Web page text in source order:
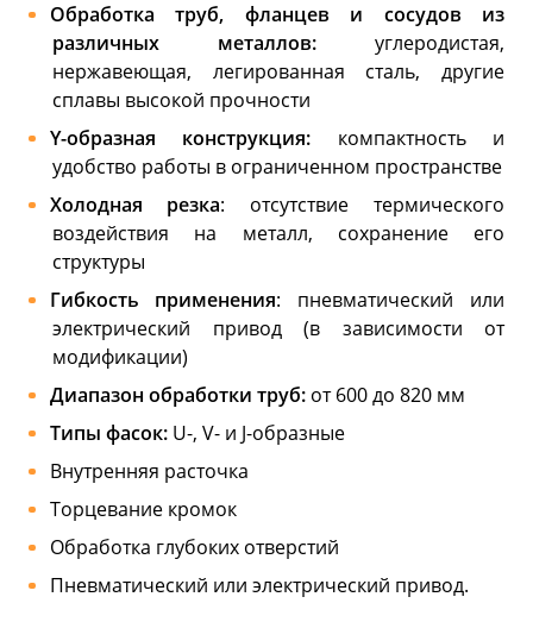
Обработка труб, фланцев и сосудов из
различных металлов: углеродистая,
нержавеющая, легированная сталь, другие
сплавы высокой прочности
Y-образная конструкция: компактность и
удобство работы в ограниченном пространстве
Холодная резка: отсутствие термического
воздействия на металл, сохранение его
структуры
Гибкость применения: пневматический или
электрический привод (в зависимости от
модификации)
Диапазон обработки труб:от 600 до 820 мм
Типы фасок:U-, V- и J-образные
Внутренняя расточка
Торцевание кромок
Обработка глубоких отверстий
Пневматический или электрический привод.